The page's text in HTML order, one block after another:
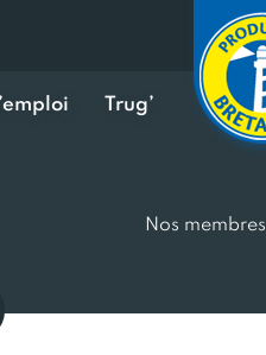
Trug’
Nos membres